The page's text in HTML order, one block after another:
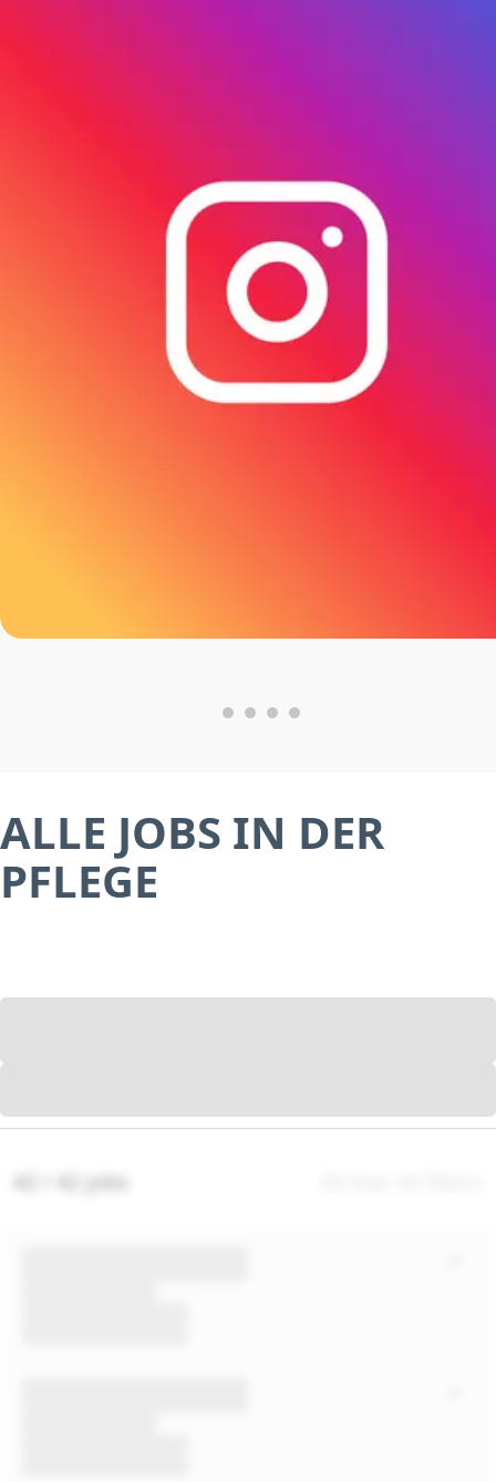
ALLE JOBS IN DER
PFLEGE
42 / 42 jobs